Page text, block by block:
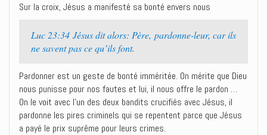
Sur la croix, Jésus a manifesté sa bonté envers nous
Luc 23:34 Jésus dit alors: Père, pardonne-leur, car ils
ne savent pas ce qu’ils font.
Pardonner est un geste de bonté imméritée. On mérite que Dieu
nous punisse pour nos fautes et lui, il nous offre le pardon …
On le voit avec l’un des deux bandits crucifiés avec Jésus, il
pardonne les pires criminels qui se repentent parce que Jésus
a payé le prix suprême pour leurs crimes.